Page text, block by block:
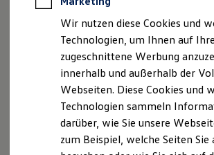
Laden unterwegs
Laden Zuhause
Ladestationen finden
Ladezeitensimulator
Batterie
Sicherheit
Nachhaltigkeit
Technologie
Kosten und Kauf
Verbrauchskosten
Wir nutzen diese Cookies und
Technologien, um Ihnen auf
zugeschnittene Werbung
innerhalb und außerhalb der
Webseiten. Diese Cookies und
Technologien sammeln
darüber, wie Sie unsere
zum Beispiel, welche Seiten